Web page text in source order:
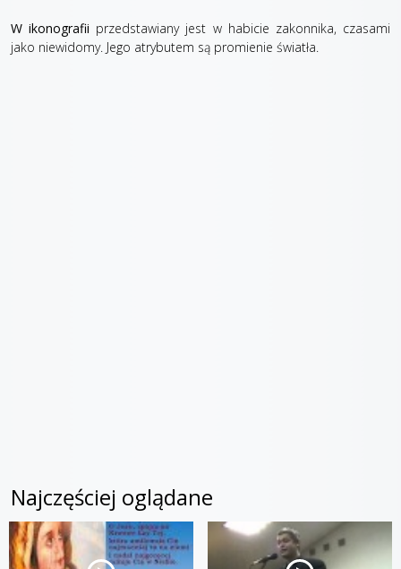
W ikonografii przedstawiany jest w habicie zakonnika, czasami
jako niewidomy. Jego atrybutem są promienie światła.
Najczęściej oglądane